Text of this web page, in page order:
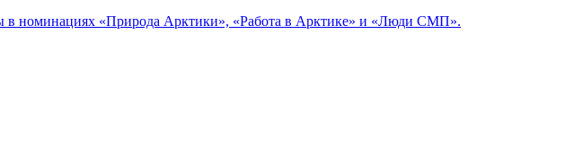
в номинациях «Природа Арктики», «Работа в Арктике» и «Люди СМП».